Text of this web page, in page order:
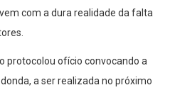
com a dura realidade da falta
protocolou ofício convocando a
a ser realizada no próximo